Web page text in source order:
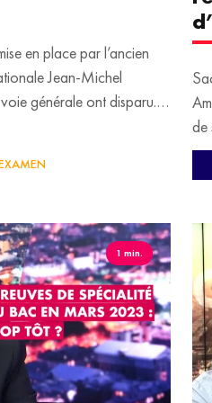
en place par l’ancien
Jean-Michel
générale ont disparu.
et des
"à la carte". Avec cette
a que 30% de filles qui
a soulevé
de conférences en
une étude qu’elle a
soulevé par d’autres
évidence la prédominance
dès l’âge de 5 ans.
de
du
1 min.